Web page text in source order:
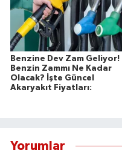
Benzine Dev Zam Geliyor!
Benzin Zammı Ne Kadar
Olacak? İşte Güncel
Akaryakıt Fiyatları:
Yorumlar